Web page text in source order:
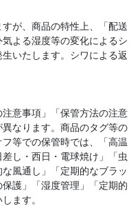
が、商品の特性上、「配送
よる湿度等の変化によるシ
いたします。シワによる返
意事項」「保管方法の注意
なります。商品のタグ等の
等での保管時では、「高温
し・西日・電球焼け」「虫
風通し」「定期的なブラッ
護」「湿度管理」「定期的
ます。